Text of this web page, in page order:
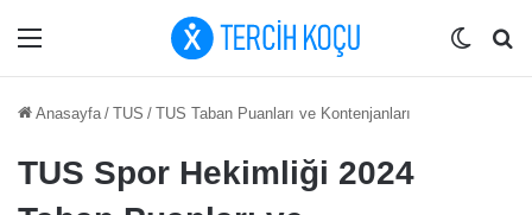
Menü Dış
Anasayfa / TUS / TUS Taban Puanları ve Kontenjanları
TUS Spor Hekimliği 2024